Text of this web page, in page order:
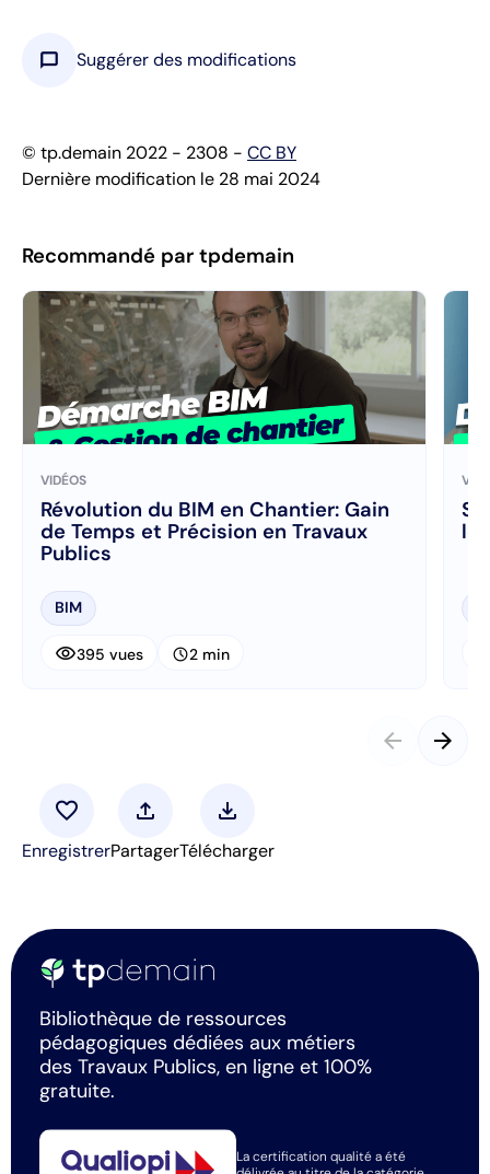
chat_bubble Suggérer des modifications
© tp.demain 2022 - 2308 - CC BY
Dernière modification le 28 mai 2024
Recommandé par tpdemain
VIDÉOS
Révolution du BIM en Chantier: Gain
de Temps et Précision en Travaux
Publics
BIM
visibility395 vues schedule2 min
le
arrow_back arrow_forward
favorite
Enregistrer
upload
Partager
download
Télécharger
Bibliothèque de ressources
pédagogiques dédiées aux métiers
des Travaux Publics, en ligne et 100%
gratuite.
La certification qualité a été